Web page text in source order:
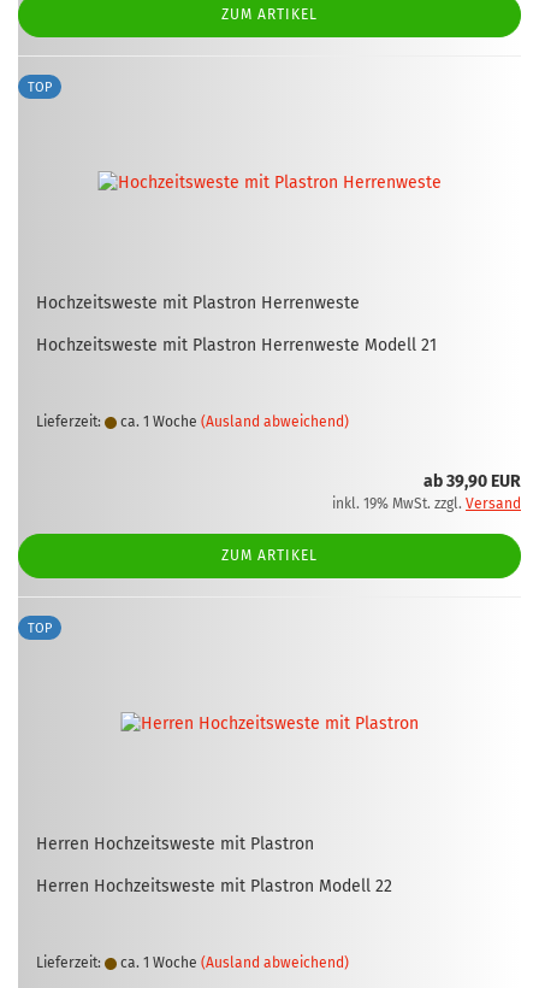
ZUM ARTIKEL
TOP
Hoch­zeits­wes­te mit Plas­tron Her­ren­wes­te
Hoch­zeits­wes­te mit Plas­tron Her­ren­wes­te Mo­dell 21
Lieferzeit: ca. 1 Woche (Ausland abweichend)
ab 39,90 EUR
inkl. 19% MwSt. zzgl. Versand
ZUM ARTIKEL
TOP
Her­ren Hoch­zeits­wes­te mit Plas­tron
Her­ren Hoch­zeits­wes­te mit Plas­tron Mo­dell 22
Lieferzeit: ca. 1 Woche (Ausland abweichend)